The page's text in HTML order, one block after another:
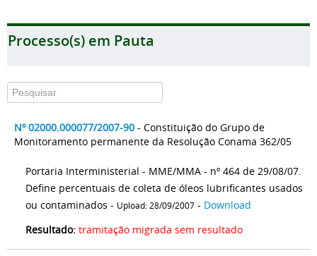
Processo(s) em Pauta
Nº 02000.000077/2007-90 - Constituição do Grupo de
Monitoramento permanente da Resolução Conama 362/05
Portaria Interministerial - MME/MMA - nº 464 de 29/08/07.
Define percentuais de coleta de óleos lubrificantes usados
ou contaminados - Upload: 28/09/2007 - Download
Resultado: tramitação migrada sem resultado